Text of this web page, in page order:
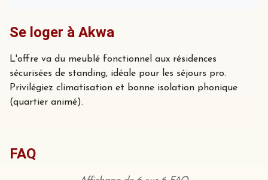
Se loger à Akwa
L'offre va du meublé fonctionnel aux résidences
sécurisées de standing, idéale pour les séjours pro.
Privilégiez climatisation et bonne isolation phonique
(quartier animé).
FAQ